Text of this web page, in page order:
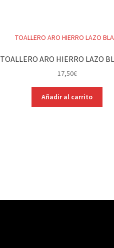
TOALLERO ARO HIERRO LAZO
17,50€
Añadir al carrito